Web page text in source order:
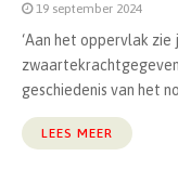
19 september 2024
‘Aan het oppervlak zie
geschiedenis van het
LEES MEER